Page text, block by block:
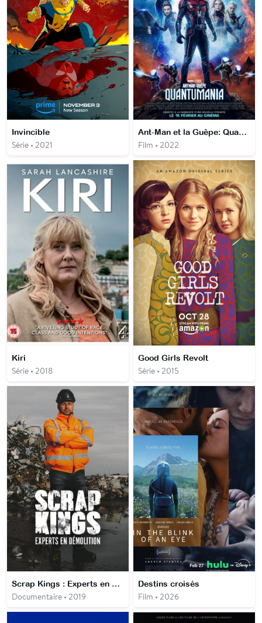
Invincible
Série • 2021
Ant-Man et la Guêpe: Quantumania
Film • 2022
Kiri
Série • 2018
Good Girls Revolt
Série • 2015
Scrap Kings : Experts en démolition
Documentaire • 2019
Destins croisés
Film • 2026